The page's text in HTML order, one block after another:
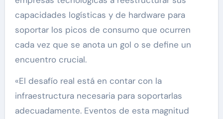
capacidades logísticas y de hardware para
soportar los picos de consumo que ocurren
cada vez que se anota un gol o se define un
encuentro crucial.
«El desafío real está en contar con la
infraestructura necesaria para soportarlas
adecuadamente. Eventos de esta magnitud